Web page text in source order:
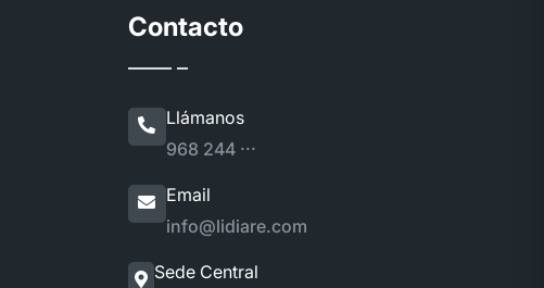
Contacto
Llámanos
968 244 ···
Email
info@lidiare.com
Sede Central